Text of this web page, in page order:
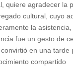
quiere agradecer la
cultural, cuyo
la
fue un gesto de
en una
compartido